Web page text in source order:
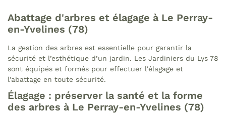
Abattage d'arbres et élagage à Le Perray-
en-Yvelines (78)
La gestion des arbres est essentielle pour garantir la
sécurité et l’esthétique d’un jardin. Les Jardiniers du Lys 78
sont équipés et formés pour effectuer l'élagage et
l'abattage en toute sécurité.
Élagage : préserver la santé et la forme
des arbres à Le Perray-en-Yvelines (78)